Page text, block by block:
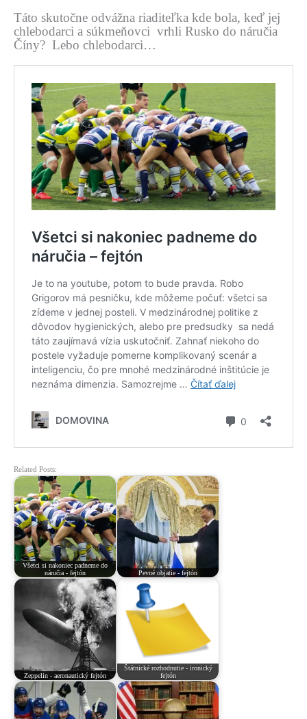
Táto skutočne odvážna riaditeľka kde bola, keď jej
chlebodarci a súkmeňovci vrhli Rusko do náručia
Číny? Lebo chlebodarci…
Related Posts:
Všetci si nakoniec padneme do
náručia - fejtón
Pevné objatie - fejtón
Zeppelin - aeronautický fejtón
Štátnické rozhodnutie - ironický
fejtón